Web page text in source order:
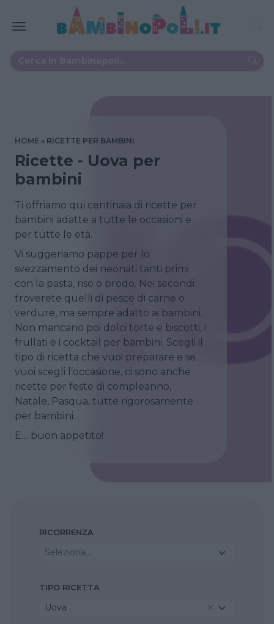
HOME RICETTE PER BAMBINI
Ricette - Uova per
bambini
Ti offriamo qui centinaia di ricette per
bambini adatte a tutte le occasioni e
per tutte le età.
Vi suggeriamo pappe per lo
svezzamento dei neonati tanti primi
con la pasta, riso o brodo. Nei secondi
troverete quelli di pesce di carne o
verdure, ma sempre adatto ai bambini.
Non mancano poi dolci torte e biscotti, i
frullati e i cocktail per bambini. Scegli il
tipo di ricetta che vuoi preparare e se
vuoi scegli l’occasione, ci sono anche
ricette per feste di compleanno,
Natale, Pasqua, tutte rigorosamente
per bambini.
E… buon appetito!
RICORRENZA
Seleziona...
TIPO RICETTA
Uova